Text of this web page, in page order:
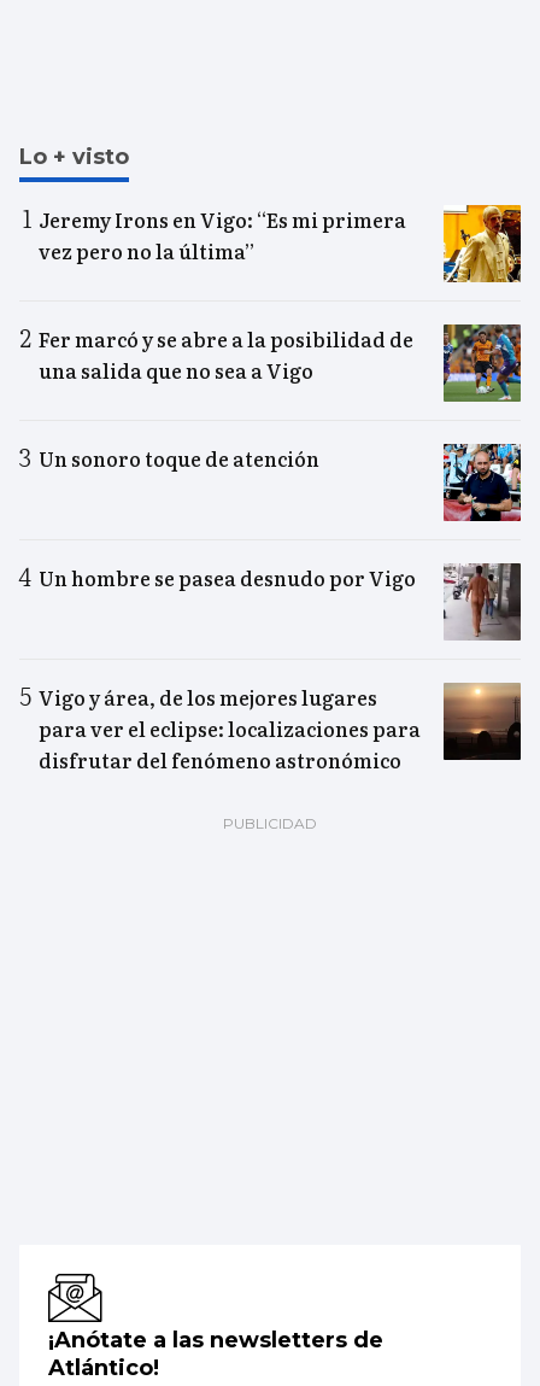
Lo + visto
Jeremy Irons en Vigo: “Es mi primera
vez pero no la última”
Fer marcó y se abre a la posibilidad de
una salida que no sea a Vigo
Un sonoro toque de atención
Un hombre se pasea desnudo por Vigo
Vigo y área, de los mejores lugares
para ver el eclipse: localizaciones para
disfrutar del fenómeno astronómico
¡Anótate a las newsletters de
Atlántico!